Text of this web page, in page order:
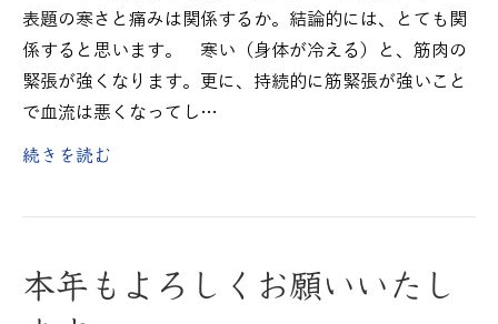
表題の寒さと痛みは関係するか。結論的には、とても関
係すると思います。 寒い（身体が冷える）と、筋肉の
緊張が強くなります。更に、持続的に筋緊張が強いこと
で血流は悪くなってし…
続きを読む
本年もよろしくお願いいたし